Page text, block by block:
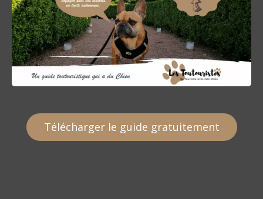
Télécharger le guide gratuitement